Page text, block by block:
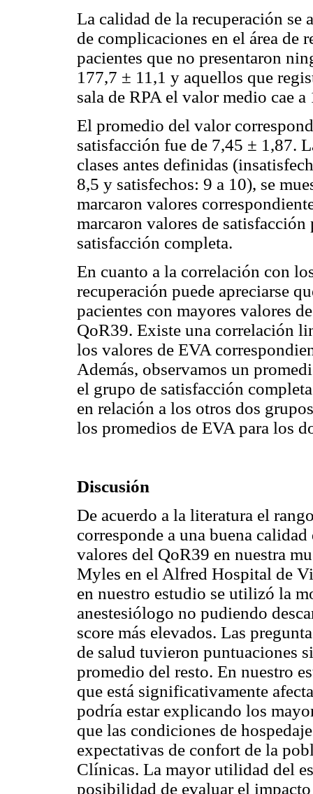
La calidad de la recuperación se
de complicaciones en el área de
pacientes que no presentaron
177,7 ± 11,1 y aquellos que
sala de RPA el valor medio cae
El promedio del valor
satisfacción fue de 7,45 ± 1,87.
clases antes definidas
8,5 y satisfechos: 9 a 10), se
marcaron valores
marcaron valores de
satisfacción completa.
En cuanto a la correlación con
recuperación puede apreciarse
pacientes con mayores valores
QoR39. Existe una correlación
los valores de EVA
Además, observamos un
el grupo de satisfacción
en relación a los otros dos
los promedios de EVA para los
Discusión
De acuerdo a la literatura el
corresponde a una buena
valores del QoR39 en nuestra
Myles en el Alfred Hospital de
en nuestro estudio se utilizó la
anestesiólogo no pudiendo
score más elevados. Las
de salud tuvieron puntuaciones
promedio del resto. En nuestro
que está significativamente
podría estar explicando los
que las condiciones de
expectativas de confort de la
Clínicas. La mayor utilidad del
posibilidad de evaluar el